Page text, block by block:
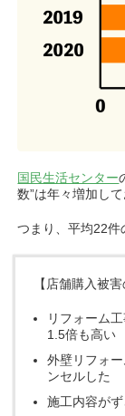
国民生活センター
数”は年々増加し
つまり、平均22件
【店舗購入被害
リフォーム
1.5倍も高い
外壁リフォ
ンセルした
施工内容が